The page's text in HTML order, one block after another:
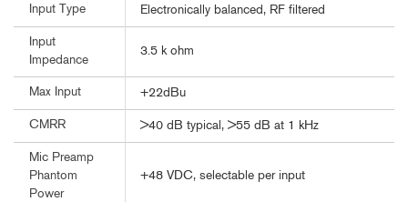
Input Type Electronically balanced, RF filtered
Input
Impedance
3.5 k ohm
Max Input +22dBu
CMRR >40 dB typical, >55 dB at 1 kHz
Mic Preamp
Phantom
Power
+48 VDC, selectable per input